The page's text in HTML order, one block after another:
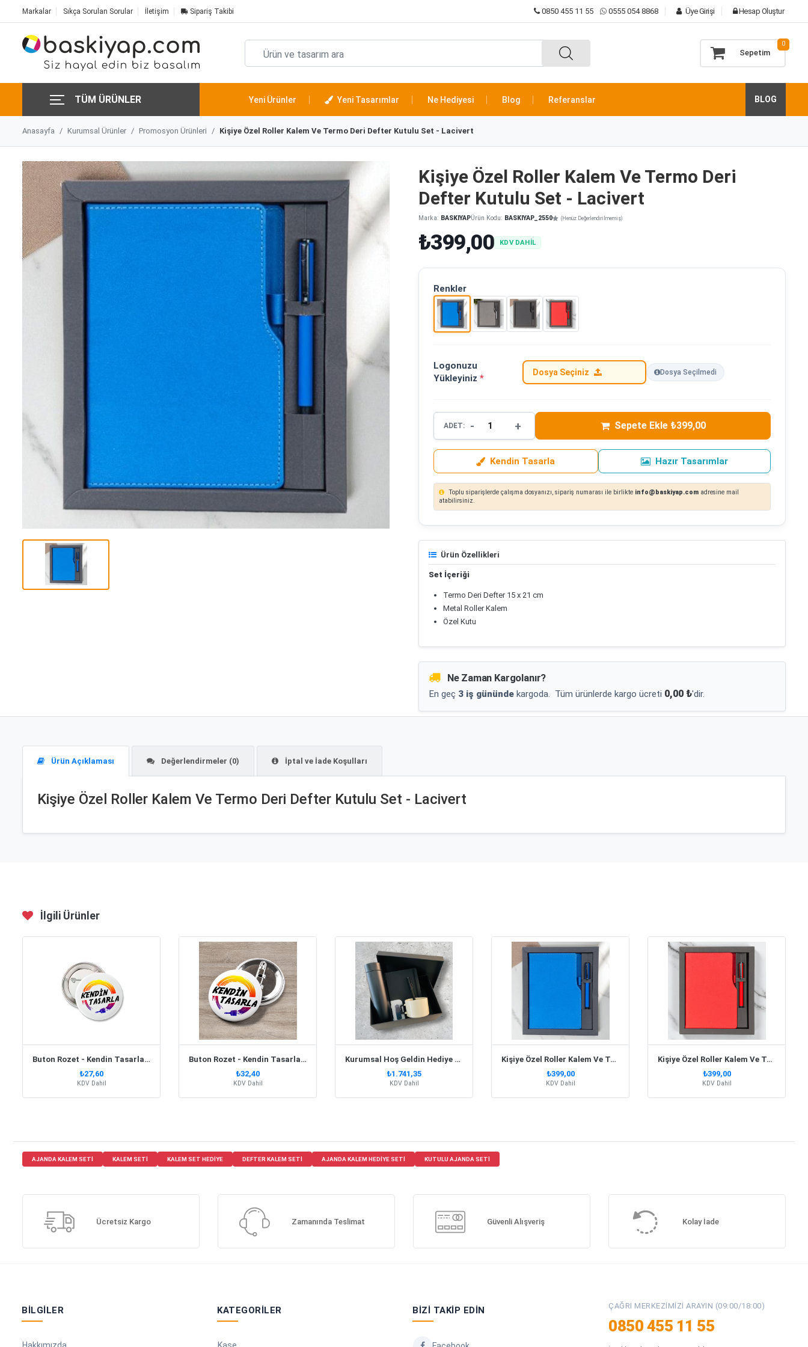
Markalar Sıkça Sorulan Sorular İletişim Sipariş Takibi 0850 455 11 55 0555 054 8868 Üye Girişi Hesap Oluştur
Sepetim
0
TÜM ÜRÜNLER Yeni Ürünler Yeni Tasarımlar Ne Hediyesi Blog Referanslar BLOG
Anasayfa Kurumsal Ürünler Promosyon Ürünleri Kişiye Özel Roller Kalem Ve Termo Deri Defter Kutulu Set - Lacivert
Kişiye Özel Roller Kalem Ve Termo Deri
Defter Kutulu Set - Lacivert
Marka: BASKIYAPÜrün Kodu: BASKIYAP_2550 (Henüz Değerlendirilmemiş)
₺399,00 KDV DAHİL
Renkler
Logonuzu
Yükleyiniz *
Dosya Seçiniz Dosya Seçilmedi
ADET: - + Sepete Ekle ₺399,00
Kendin Tasarla Hazır Tasarımlar
Toplu siparişlerde çalışma dosyanızı, sipariş numarası ile birlikte info@baskiyap.com adresine mail
atabilirsiniz.
Ürün Özellikleri
Set İçeriği
Termo Deri Defter 15 x 21 cm
Metal Roller Kalem
Özel Kutu
Ne Zaman Kargolanır?
En geç 3 iş gününde kargoda. Tüm ürünlerde kargo ücreti 0,00 ₺'dir.
Ürün Açıklaması Değerlendirmeler (0) İptal ve İade Koşulları
Kişiye Özel Roller Kalem Ve Termo Deri Defter Kutulu Set - Lacivert
İlgili Ürünler
Buton Rozet - Kendin Tasarla 44 Mm
₺27,60
KDV Dahil
Buton Rozet - Kendin Tasarla 55 Mm
₺32,40
KDV Dahil
Kurumsal Hoş Geldin Hediye Seti
₺1.741,35
KDV Dahil
Kişiye Özel Roller Kalem Ve Termo Deri Defter Kutulu Set - Lacivert
₺399,00
KDV Dahil
Kişiye Özel Roller Kalem Ve Termo Deri Defter Kutulu Set - Kırmızı
₺399,00
KDV Dahil
AJANDA KALEM SETI KALEM SETI KALEM SET HEDIYE DEFTER KALEM SETI AJANDA KALEM HEDIYE SETI KUTULU AJANDA SETI
Ücretsiz Kargo Zamanında Teslimat Güvenli Alışveriş Kolay İade
BILGILER KATEGORILER BIZI TAKIP EDIN ÇAĞRI MERKEZIMIZI ARAYIN (09:00/18:00)
0850 455 11 55